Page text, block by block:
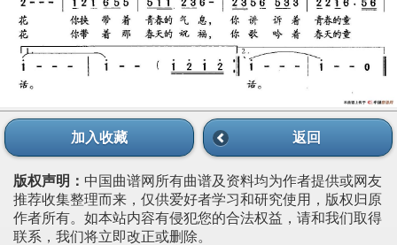
加入收藏 返回
版权声明： 中国曲谱网所有曲谱及资料均为作者提供或网友
推荐收集整理而来，仅供爱好者学习和研究使用，版权归原
作者所有。如本站内容有侵犯您的合法权益，请和我们取得
联系，我们将立即改正或删除。